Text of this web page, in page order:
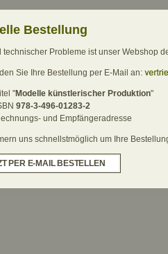
Bestellung
technischer Probleme ist unser Webshop
Sie Ihre Bestellung per E-Mail an:
"Modelle künstlerischer Produktion"
978-3-496-01283-2
und Empfängeradresse
uns schnellstmöglich um Ihre
PER E-MAIL BESTELLEN